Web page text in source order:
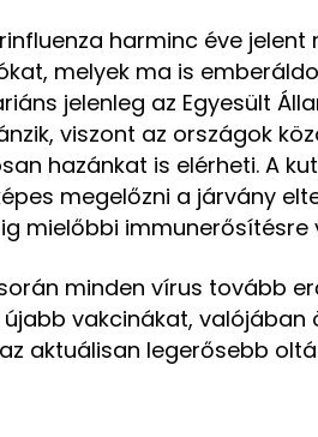
harminc éve
melyek ma is
jelenleg az Egyesült
viszont az országok
hazánkat is elérheti. A
megelőzni a járvány
mielőbbi immunerősítésre
minden vírus tovább
vakcinákat, valójában
aktuálisan legerősebb